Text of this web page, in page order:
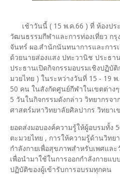
เช้าวันนี้ ( 15 พ.ค.66 ) ที่ ห้องปร
วัฒนธรรมกีฬาและการท่องเที่ยว ก
จันทร์ ผอ.สำนักนันทนาการและการ
ด้วยนายส่องแสง ปทะวานิช ประธา
ประธานเปิดกิจกรรมอบรมเชิงปฏิบั
มวยไทย ) ในระหว่างวันที่ 15 - 19
50 คน ในสังกัดศูนย์กีฬาในเขตต่าง
5 วันในกิจกรรมดังกล่าว วิทยากรจ
ศาสตร์มหาวิทยาลัยศิลปากร วิทยา
ยอดส่งมอบองค์ความรู้ให้ผู้อบรมทั้ง
ตะมวยไทย , การให้ความรู้ด้านวิทย
กำลังกายเพื่อสุขภาพสำหรับเพศแล
เพื่อนำมาใช้ในการออกกำลังกายแ
ปฏิบัติของผู้เข้ารับการอบรมทุกคน